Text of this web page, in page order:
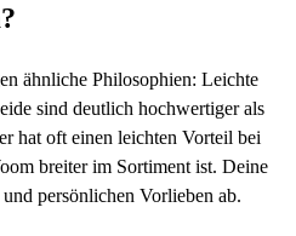
ähnliche Philosophien: Leichte
sind deutlich hochwertiger als
hat oft einen leichten Vorteil bei
breiter im Sortiment ist. Deine
persönlichen Vorlieben ab.